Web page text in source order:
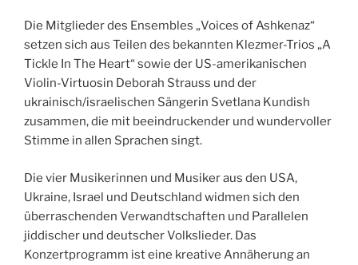
Die Mitglieder des Ensembles „Voices of Ashkenaz“
setzen sich aus Teilen des bekannten Klezmer-Trios „A
Tickle In The Heart“ sowie der US-amerikanischen
Violin-Virtuosin Deborah Strauss und der
ukrainisch/israelischen Sängerin Svetlana Kundish
zusammen, die mit beeindruckender und wundervoller
Stimme in allen Sprachen singt.
Die vier Musikerinnen und Musiker aus den USA,
Ukraine, Israel und Deutschland widmen sich den
überraschenden Verwandtschaften und Parallelen
jiddischer und deutscher Volkslieder. Das
Konzertprogramm ist eine kreative Annäherung an